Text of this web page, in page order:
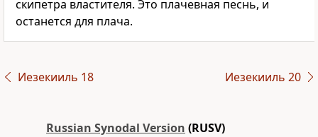
скипетра властителя. Это плачевная песнь, и
останется для плача.
Иезекииль 18 Иезекииль 20
Russian Synodal Version (RUSV)